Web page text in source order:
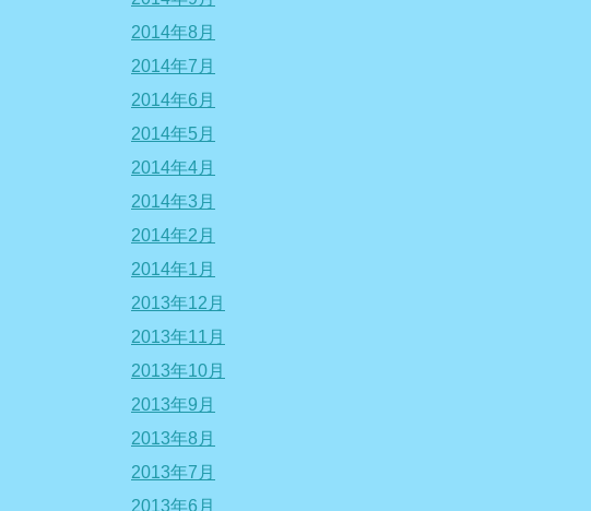
2014年8月
2014年7月
2014年6月
2014年5月
2014年4月
2014年3月
2014年2月
2014年1月
2013年12月
2013年11月
2013年10月
2013年9月
2013年8月
2013年7月
2013年6月